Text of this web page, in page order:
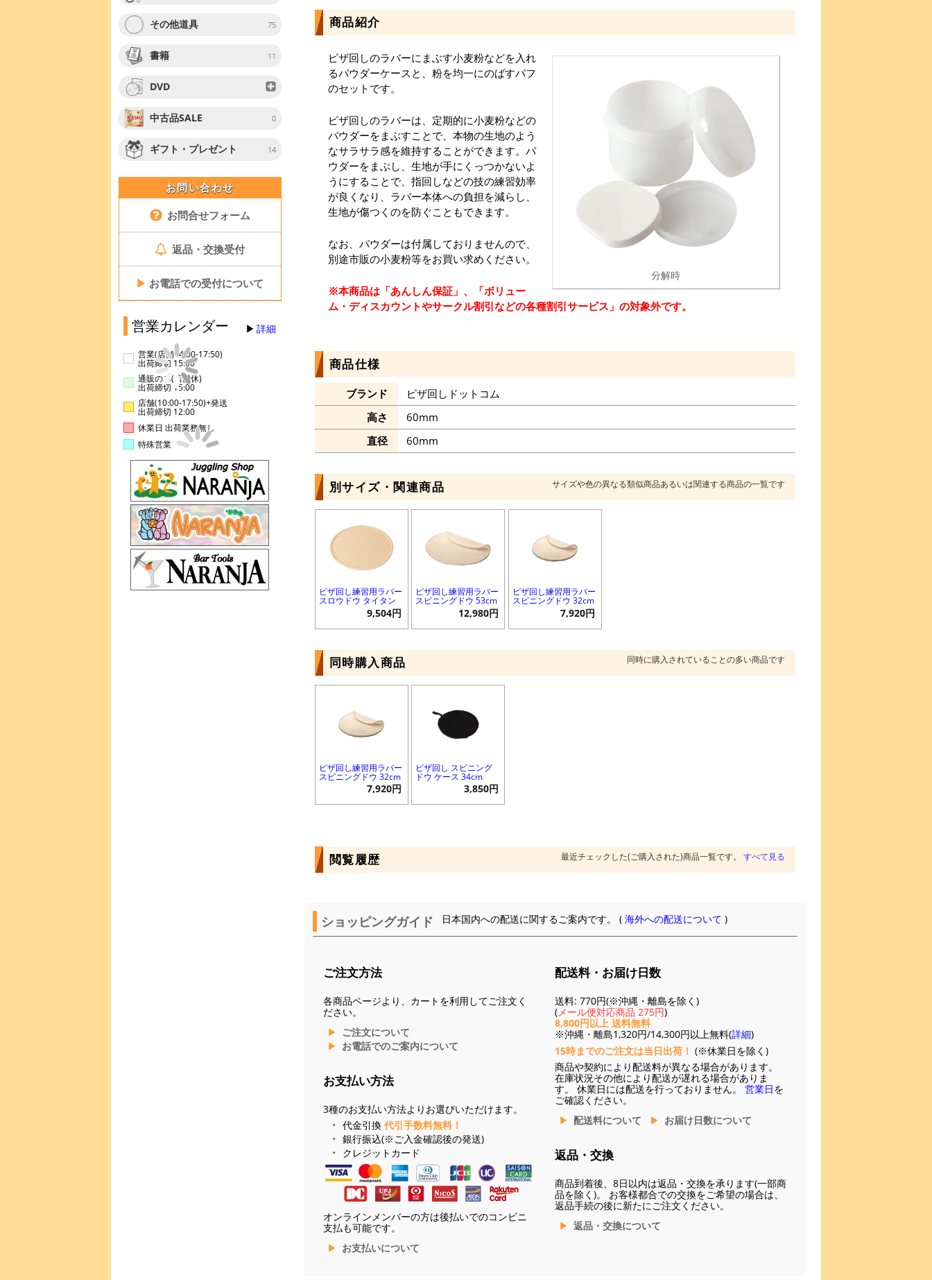
その他道具 75
書籍 11
DVD
中古品SALE 0
ギフト・プレゼント 14
お問い合わせ
お問合せフォーム
返品・交換受付
▶ お電話での受付について
営業カレンダー 詳細
営業(店舗14:00-17:50)
出荷締切 15:00
通販のみ(店舗休)
出荷締切 15:00
店舗(10:00-17:50)+発送
出荷締切 12:00
休業日 出荷業務無し
特殊営業
商品紹介
分解時
ピザ回しのラバーにまぶす小麦粉などを入れ
るパウダーケースと、粉を均一にのばすパフ
のセットです。
ピザ回しのラバーは、定期的に小麦粉などの
パウダーをまぶすことで、本物の生地のよう
なサラサラ感を維持することができます。パ
ウダーをまぶし、生地が手にくっつかないよ
うにすることで、指回しなどの技の練習効率
が良くなり、ラバー本体への負担を減らし、
生地が傷つくのを防ぐこともできます。
なお、パウダーは付属しておりませんので、
別途市販の小麦粉等をお買い求めください。
※本商品は「あんしん保証」、「ボリュー
ム・ディスカウントやサークル割引などの各種割引サービス」の対象外です。
商品仕様
ブランド
ピザ回しドットコム
高さ
60mm
直径
60mm
別サイズ・関連商品 サイズや色の異なる類似商品あるいは関連する商品の一覧です
ピザ回し練習用ラバー
スロウドウ タイタン
9,504円
ピザ回し練習用ラバー
スピニングドウ 53cm
12,980円
ピザ回し練習用ラバー
スピニングドウ 32cm
7,920円
同時購入商品 同時に購入されていることの多い商品です
ピザ回し練習用ラバー
スピニングドウ 32cm
7,920円
ピザ回し スピニング
ドウ ケース 34cm
3,850円
閲覧履歴 最近チェックした(ご購入された)商品一覧です。 すべて見る
ショッピングガイド 日本国内への配送に関するご案内です。 (海外への配送について )
ご注文方法
各商品ページより、カートを利用してご注文く
ださい。
ご注文について
お電話でのご案内について
お支払い方法
3種のお支払い方法よりお選びいただけます。
代金引換 代引手数料無料！
銀行振込(※ご入金確認後の発送)
クレジットカード
オンラインメンバーの方は後払いでのコンビニ
支払も可能です。
お支払いについて
配送料・お届け日数
送料: 770円(※沖縄・離島を除く)
(メール便対応商品 275円)
8,800円以上 送料無料
※沖縄・離島1,320円/14,300円以上無料(詳細)
15時までのご注文は当日出荷！ (※休業日を除く)
商品や契約により配送料が異なる場合があります。
在庫状況その他により配送が遅れる場合がありま
す。 休業日には配送を行っておりません。 営業日を
ご確認ください。
配送料について
お届け日数について
返品・交換
商品到着後、8日以内は返品・交換を承ります(一部商
品を除く)。 お客様都合での交換をご希望の場合は、
返品手続の後に新たにご注文ください。
返品・交換について